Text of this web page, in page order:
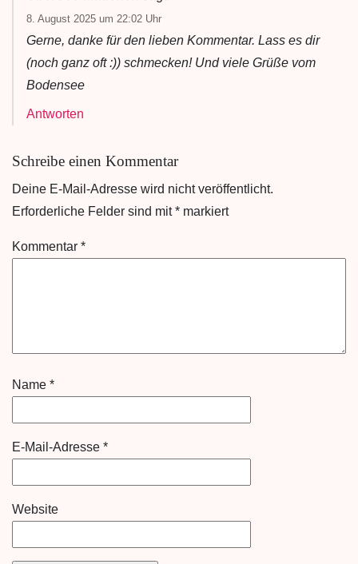
8. August 2025 um 22:02 Uhr
Gerne, danke für den lieben Kommentar. Lass es dir
(noch ganz oft :)) schmecken! Und viele Grüße vom
Bodensee
Antworten
Schreibe einen Kommentar
Deine E-Mail-Adresse wird nicht veröffentlicht.
Erforderliche Felder sind mit* markiert
Kommentar *
Name *
E-Mail-Adresse *
Website